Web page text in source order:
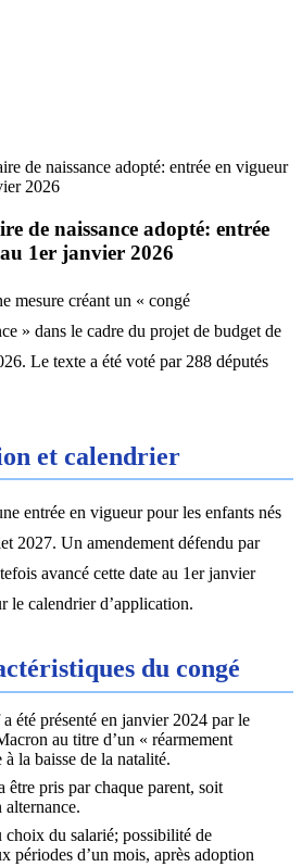
de naissance adopté: entrée en vigueur
2026
de naissance adopté: entrée
1er janvier 2026
mesure créant un « congé
» dans le cadre du projet de budget de
Le texte a été voté par 288 députés
et calendrier
entrée en vigueur pour les enfants nés
2027. Un amendement défendu par
avancé cette date au 1er janvier
le calendrier d’application.
du congé
été présenté en janvier 2024 par le
au titre d’un « réarmement
la baisse de la natalité.
pris par chaque parent, soit
alternance.
du salarié; possibilité de
périodes d’un mois, après adoption